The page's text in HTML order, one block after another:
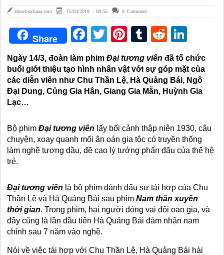
showbizchaua.com 15/03/2019 - 09:55 0 Comment
Share Facebook
TwitterPinterest
TumblrReddit
Ngày 14/3, đoàn làm phimĐại tương viên đã tổ chức
buổi giới thiệu tạo hình nhân vật với sự góp mặt của
các diễn viên như Chu Thần Lệ, Hà Quảng Bái, Ngô
Đại Dung, Củng Gia Hân, Giang Gia Mẫn, Huỳnh Gia
Lạc…
Bộ phimĐại tương viên lấy bối cảnh thập niên 1930, câu
chuyện, xoay quanh mối ân oán gia tộc có truyền thống
làm nghề tương dầu, đề cao lý tưởng phấn đấu của thế hệ
trẻ.
Đại tương viên là bộ phim đánh dấu sự tái hợp của Chu
Thần Lệ và Hà Quảng Bái sau phimNam thần xuyên
thời gian. Trong phim, hai người đóng vai đôi oan gia, và
đây cũng là lần đầu tiên Hà Quảng Bái đảm nhận nam
chính sau 7 năm vào nghề.
Nói về việc tái hợp với Chu Thần Lệ, Hà Quảng Bái hài